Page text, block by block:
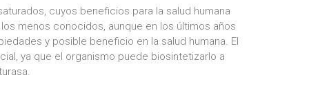
cuyos beneficios para la salud humana
menos conocidos, aunque en los últimos años
y posible beneficio en la salud humana. El
ya que el organismo puede biosintetizarlo a